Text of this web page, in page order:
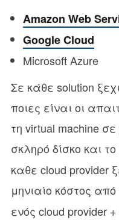
Amazon Web
Google Cloud
Microsoft Azure
Σε κάθε solution
ποιες είναι οι
τη virtual machine
σκληρό δίσκο και το
καθε cloud provider
μηνιαίο κόστος
ενός cloud provider +